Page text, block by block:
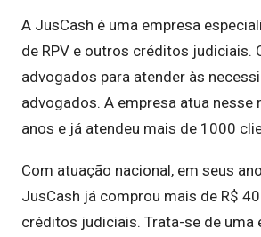
A JusCash é uma empresa
de RPV e outros créditos judiciais.
advogados para atender às
advogados. A empresa atua nesse
anos e já atendeu mais de 1000
Com atuação nacional, em seus
JusCash já comprou mais de R$
créditos judiciais. Trata-se de uma